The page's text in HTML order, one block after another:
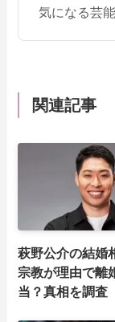
気になる芸
関連記事
萩野公介の結婚
宗教が理由で離
当？真相を調査